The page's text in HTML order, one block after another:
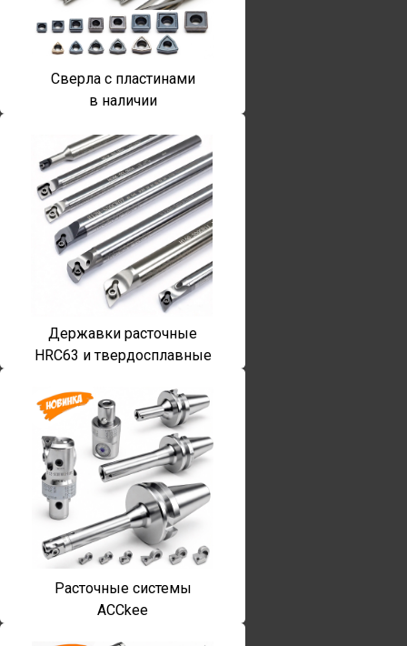
Сверла с пластинами
в наличии
Державки расточные
HRC63 и твердосплавные
Расточные системы
ACCkee